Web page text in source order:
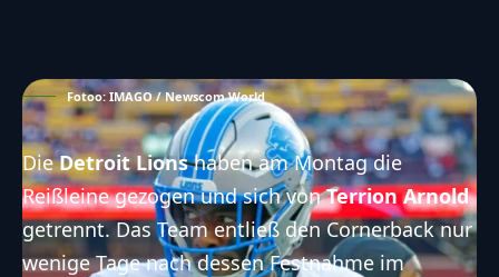
Fotoo: IMAGO / Newscom World
DieDetroit Lionshaben am Montag die
Reißleine gezogen und sich vonTerrion Arnold
getrennt. Das Team entließ den Cornerback nur
wenige Tage nach dessenFestnahme im